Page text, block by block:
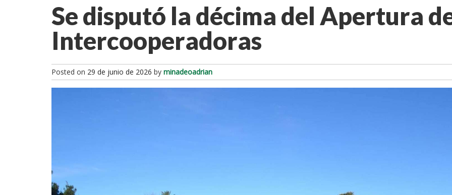
Se disputó la décima del Apertura
Intercooperadoras
Posted on 29 de junio de 2026 by minadeoadrian